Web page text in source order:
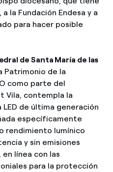
la Fundación Endesa y a
para hacer posible
de Santa María de las
Patrimonio de la
como parte del
Vila, contempla la
de última generación
específicamente
rendimiento lumínico
y sin emisiones
línea con las
para la protección